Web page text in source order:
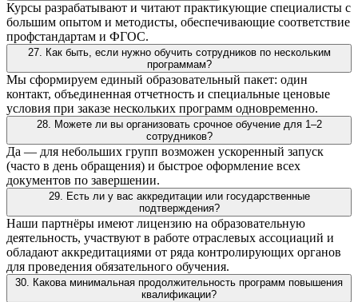
Курсы разрабатывают и читают практикующие специалисты с
большим опытом и методисты, обеспечивающие соответствие
профстандартам и ФГОС.
27. Как быть, если нужно обучить сотрудников по нескольким
программам?
Мы сформируем единый образовательный пакет: один
контакт, объединенная отчетность и специальные ценовые
условия при заказе нескольких программ одновременно.
28. Можете ли вы организовать срочное обучение для 1–2
сотрудников?
Да — для небольших групп возможен ускоренный запуск
(часто в день обращения) и быстрое оформление всех
документов по завершении.
29. Есть ли у вас аккредитации или государственные
подтверждения?
Наши партнёры имеют лицензию на образовательную
деятельность, участвуют в работе отраслевых ассоциаций и
обладают аккредитациями от ряда контролирующих органов
для проведения обязательного обучения.
30. Какова минимальная продолжительность программ повышения
квалификации?